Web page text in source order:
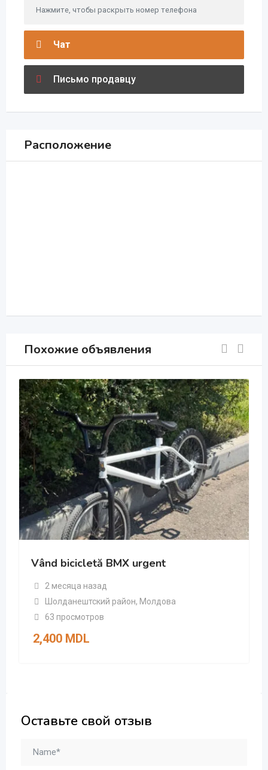
Нажмите, чтобы раскрыть номер телефона
Чат
Письмо продавцу
Расположение
Похожие объявления
Vând bicicletă BMX urgent
2 месяца назад
Шолданештский район, Молдова
63 просмотров
2,400 MDL
Оставьте свой отзыв